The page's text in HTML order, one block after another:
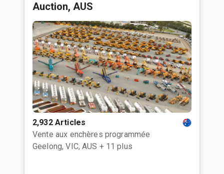
Auction, AUS
2,932 Articles
Vente aux enchères programmée
Geelong, VIC, AUS + 11 plus